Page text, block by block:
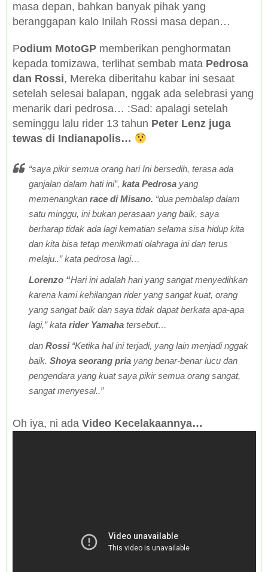
masa depan, bahkan banyak pihak yang
beranggapan kalo Inilah Rossi masa depan…
Podium MotoGPmemberikan penghormatan
kepada tomizawa, terlihat sembab mataPedrosa
dan Rossi, Mereka diberitahu kabar ini sesaat
setelah selesai balapan, nggak ada selebrasi yang
menarik dari pedrosa… :Sad: apalagi setelah
seminggu lalu rider 13 tahun Peter Lenz juga
tewas di Indianapolis…
“saya pikir semua orang hari Ini bersedih, terasa ada
ganjalan dalam hati ini”, kata Pedrosayang
memenangkan race di Misano. “dua pembalap dalam
satu minggu, ini bukan perasaan yang baik, saya
berharap tidak ada lagi kematian selama sisa hidup kita
dan kita bisa tetap menikmati olahraga ini dan terus
melaju..” kata pedrosa lagi…
Lorenzo “Hari ini adalah hari yang sangat menyedihkan
karena kami kehilangan rider yang sangat kuat, orang
yang sangat baik dan saya tidak dapat berkata apa-apa
lagi,” kata rider Yamaha tersebut…
danRossi“Ketika hal ini terjadi, yang lain menjadi nggak
baik. Shoya seorang priayang benar-benar lucu dan
pengendara yang kuat saya pikir semua orang sangat,
sangat menyesal..”
Oh iya, ni ada Video Kecelakaannya…